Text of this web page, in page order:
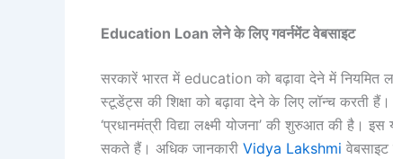
Education Loan लेने के लिए गवर्नमेंट वेबसाइट
सरकारें भारत में education को बढ़ावा देने में नियमित
स्टूडेंट्स की शिक्षा को बढ़ावा देने के लिए लॉन्च
‘प्रधानमंत्री विद्या लक्ष्मी योजना’ की शुरुआत की
सकते हैं। अधिक जानकारी Vidya Lakshmi वेबसाइट